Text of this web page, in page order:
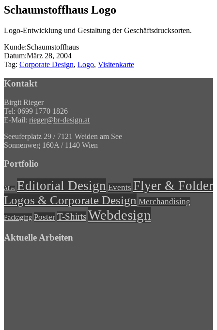
Schaumstoffhaus Logo
Logo-Entwicklung und Gestaltung der Geschäftsdrucksorten.
Kunde:Schaumstoffhaus
Datum:März 28, 2004
Tag: Corporate Design, Logo, Visitenkarte
Kontakt
Birgit Rieger
Tel: 0699 1770 1826
E-Mail: rieger@br-design.at
Seeuferplatz 29 / 7121 Weiden am See
Sonnenweg 160A / 1140 Wien
Portfolio
Alles Editorial Design Events Flyer & Folder
Logos & Corporate Design Merchandising
Packaging Poster T-ShirtsWebdesign
Aktuelle Arbeiten